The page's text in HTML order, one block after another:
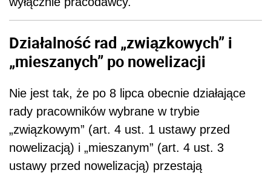
Działalność rad „związkowych” i
„mieszanych” po nowelizacji
Nie jest tak, że po 8 lipca obecnie działające
rady pracowników wybrane w trybie
„związkowym” (art. 4 ust. 1 ustawy przed
nowelizacją) i „mieszanym” (art. 4 ust. 3
ustawy przed nowelizacją) przestają